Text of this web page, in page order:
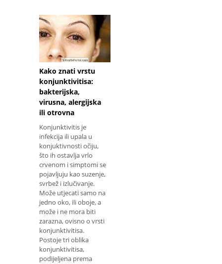
Kako znati vrstu
konjunktivitisa:
bakterijska,
virusna, alergijska
ili otrovna
Konjunktivitis je
infekcija ili upala u
konjuktivnosti očiju,
što ih ostavlja vrlo
crvenom i simptomi se
pojavljuju kao suzenje,
svrbež i izlučivanje.
Može utjecati samo na
jedno oko, ili oboje, a
može i ne mora biti
zarazna, ovisno o vrsti
konjunktivitisa.
Postoje tri oblika
konjunktivitisa,
podijeljena prema